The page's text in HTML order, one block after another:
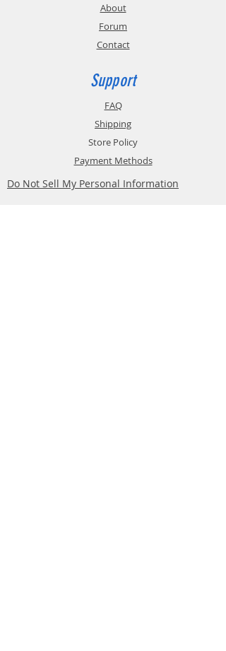
About
Forum
Contact
Support
FAQ
Shipping
Store Policy
Payment Methods
Do Not Sell My Personal Information